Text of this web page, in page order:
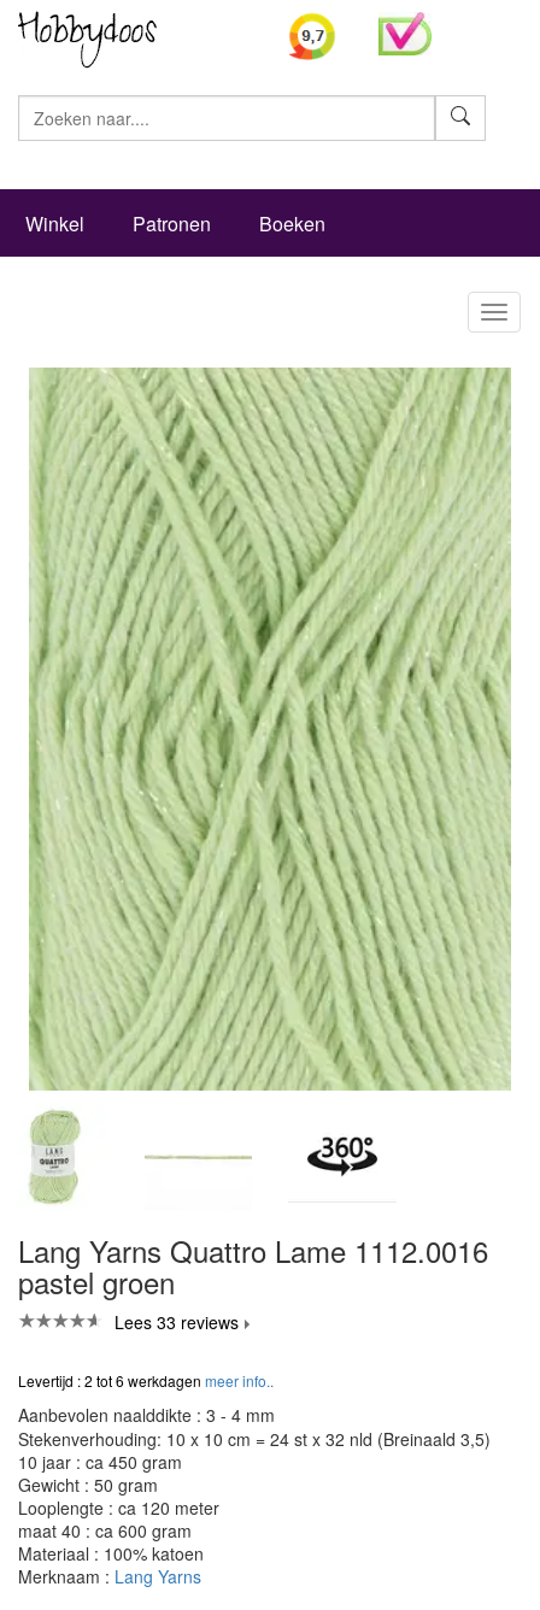
Winkel Patronen Boeken
Lang Yarns Quattro Lame 1112.0016
pastel groen
Lees 33 reviews
Levertijd : 2 tot 6 werkdagen meer info..
Aanbevolen naalddikte : 3 - 4 mm
Stekenverhouding: 10 x 10 cm = 24 st x 32 nld (Breinaald 3,5)
10 jaar : ca 450 gram
Gewicht : 50 gram
Looplengte : ca 120 meter
maat 40 : ca 600 gram
Materiaal : 100% katoen
Merknaam : Lang Yarns